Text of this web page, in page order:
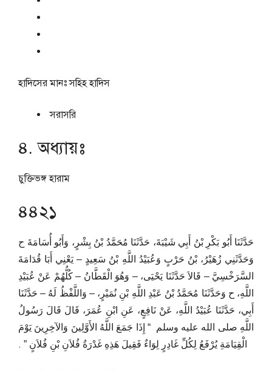
হাদিসের মানঃসহিহ হাদিস
সরাসরি
৪. অধ্যায়ঃ
চুক্তিভঙ্গ হারাম
৪৪২১
حَدَّثَنَا أَبُو بَكْرِ بْنُ أَبِي شَيْبَةَ، حَدَّثَنَا مُحَمَّدُ بْنُ بِشْرٍ، وَأَبُو أُسَامَةَ ح
وَحَدَّثَنِي زُهَيْرُ، بْنُ حَرْبٍ وَعُبَيْدُ اللَّهِ بْنُ سَعِيدٍ – يَعْنِي أَبَا قُدَامَةَ
السَّرَخْسِيَّ – قَالاَ حَدَّثَنَا يَحْيَى، – وَهُوَ الْقَطَّانُ – كُلُّهُمْ عَنْ عُبَيْدِ
اللَّهِ، ح وَحَدَّثَنَا مُحَمَّدُ بْنُ عَبْدِ اللَّهِ بْنِ نُمَيْرٍ، – وَاللَّفْظُ لَهُ – حَدَّثَنَا
أَبِي، حَدَّثَنَا عُبَيْدُ اللَّهِ، عَنْ نَافِعٍ، عَنِ ابْنِ عُمَرَ، قَالَ قَالَ رَسُولُ
اللَّهِ صلى الله عليه وسلم ‏ “‏ إِذَا جَمَعَ اللَّهُ الأَوَّلِينَ وَالآخِرِينَ يَوْمَ
الْقِيَامَةِ يُرْفَعُ لِكُلِّ غَادِرٍ لِوَاءٌ فَقِيلَ هَذِهِ غَدْرَةُ فُلاَنِ بْنِ فُلاَنٍ ‏”‏ ‏.‏